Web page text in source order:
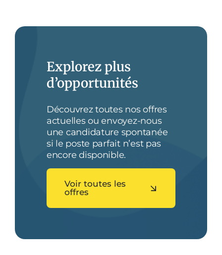
Explorez plus
d’opportunités
Découvrez toutes nos offres
actuelles ou envoyez-nous
une candidature spontanée
si le poste parfait n’est pas
encore disponible.
Voir toutes les
offres